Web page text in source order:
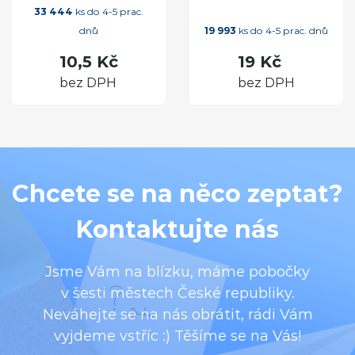
33 444 ks do 4-5 prac.
dnů
10,5 Kč
bez DPH
19 993 ks do 4-5 prac. dnů
19 Kč
bez DPH
Chcete se na něco zeptat?
Kontaktujte nás
Jsme Vám na blízku, máme pobočky
v šesti městech České republiky.
Neváhejte se na nás obrátit, rádi Vám
vyjdeme vstříc :) Těšíme se na Vás!